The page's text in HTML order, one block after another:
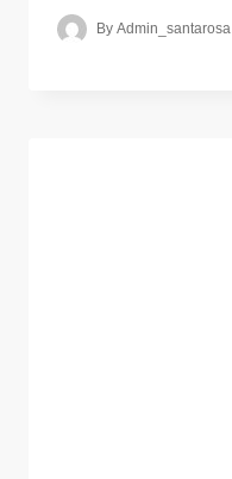
By Admin_santarosa